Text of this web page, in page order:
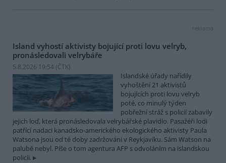
reklama
Island vyhostí aktivisty bojující proti lovu velryb,
pronásledovali velrybáře
5.8.2026 19:54 (ČTK)
Islandské úřady nařídily
vyhoštění 21 aktivistů
bojujících proti lovu velryb
poté, co minulý týden
pobřežní stráž s policií zabavily
jejich loď, která pronásledovala velrybářské plavidlo. Pasažéři lodi
patřící nadaci kanadsko-amerického ekologického aktivisty Paula
Watsona jsou od té doby zadržováni v Reykjavíku. Sám Watson na
palubě nebyl. Píše o tom agentura AFP s odvoláním na islandskou
policii.